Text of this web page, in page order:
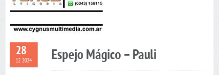
28
12 2024 Espejo Mágico – Pauli